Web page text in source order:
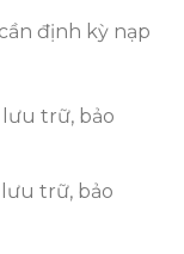
định kỳ nạp
trữ, bảo
trữ, bảo